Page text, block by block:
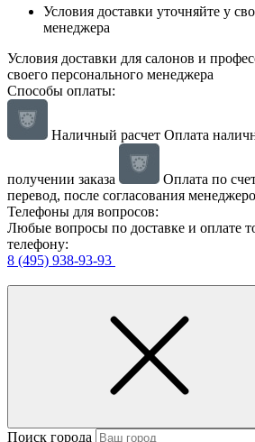
Условия доставки уточняйте у
менеджера
Условия доставки для салонов и
своего персонального менеджера
Способы оплаты:
Наличный расчет Оплата
получении заказа Оплата по
перевод, после согласования
Телефоны для вопросов:
Любые вопросы по доставке и оплате
телефону:
8 (495) 938-93-93
Поиск города